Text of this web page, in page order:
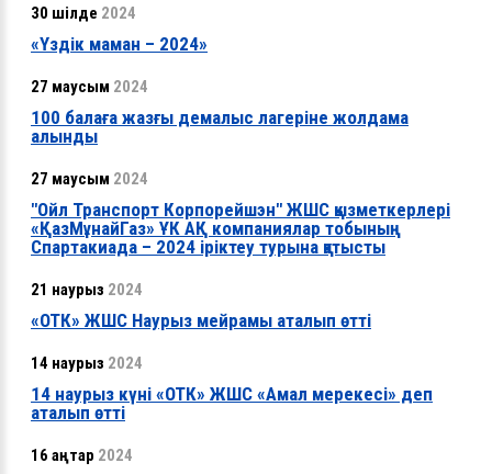
30 шілде 2024
«Үздік маман – 2024»
27 маусым 2024
100 балаға жазғы демалыс лагеріне жолдама
алынды
27 маусым 2024
"Ойл Транспорт Корпорейшэн" ЖШС қызметкерлері
«ҚазМұнайГаз» ҰК АҚ компаниялар тобының
Спартакиада – 2024 іріктеу турына қатысты
21 наурыз 2024
«ОТК» ЖШС Наурыз мейрамы аталып өтті
14 наурыз 2024
14 наурыз күні «ОТК» ЖШС «Амал мерекесі» деп
аталып өтті
16 қаңтар 2024